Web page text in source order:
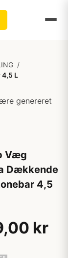
/
L
genereret
Væg
Dækkende
4,5
kr